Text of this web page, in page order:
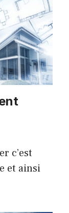
c’est
et ainsi